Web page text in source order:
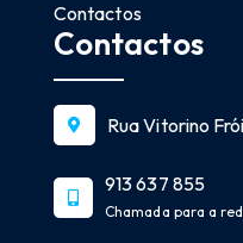
Contactos
Contactos
Rua Vitorino
913 637 855
Chamada para a